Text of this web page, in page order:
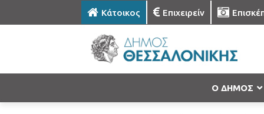
Κάτοικος Επιχειρείν
Ο ΔΗΜΟΣ